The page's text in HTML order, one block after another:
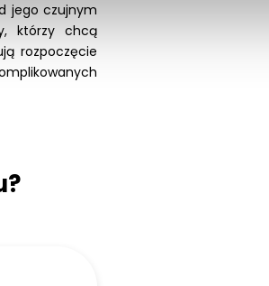
jego czujnym
którzy chcą
rozpoczęcie